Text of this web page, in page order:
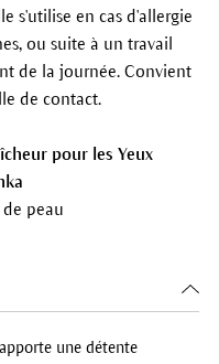
s'utilise en cas d'allergie
ou suite à un travail
de la journée. Convient
de contact.
pour les Yeux
de peau
une détente